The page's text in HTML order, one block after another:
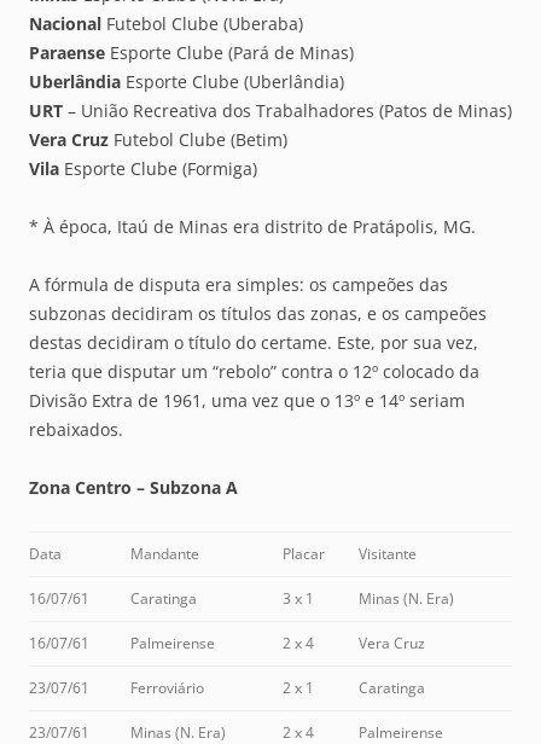
Nacional Futebol Clube (Uberaba)
Paraense Esporte Clube (Pará de Minas)
Uberlândia Esporte Clube (Uberlândia)
URT – União Recreativa dos Trabalhadores (Patos de Minas)
Vera Cruz Futebol Clube (Betim)
Vila Esporte Clube (Formiga)
* À época, Itaú de Minas era distrito de Pratápolis, MG.
A fórmula de disputa era simples: os campeões das
subzonas decidiram os títulos das zonas, e os campeões
destas decidiram o título do certame. Este, por sua vez,
teria que disputar um “rebolo” contra o 12º colocado da
Divisão Extra de 1961, uma vez que o 13º e 14º seriam
rebaixados.
Zona Centro – Subzona A
Data Mandante Placar Visitante
16/07/61 Caratinga 3 x 1 Minas (N. Era)
16/07/61 Palmeirense 2 x 4 Vera Cruz
23/07/61 Ferroviário 2 x 1 Caratinga
23/07/61 Minas (N. Era) 2 x 4 Palmeirense